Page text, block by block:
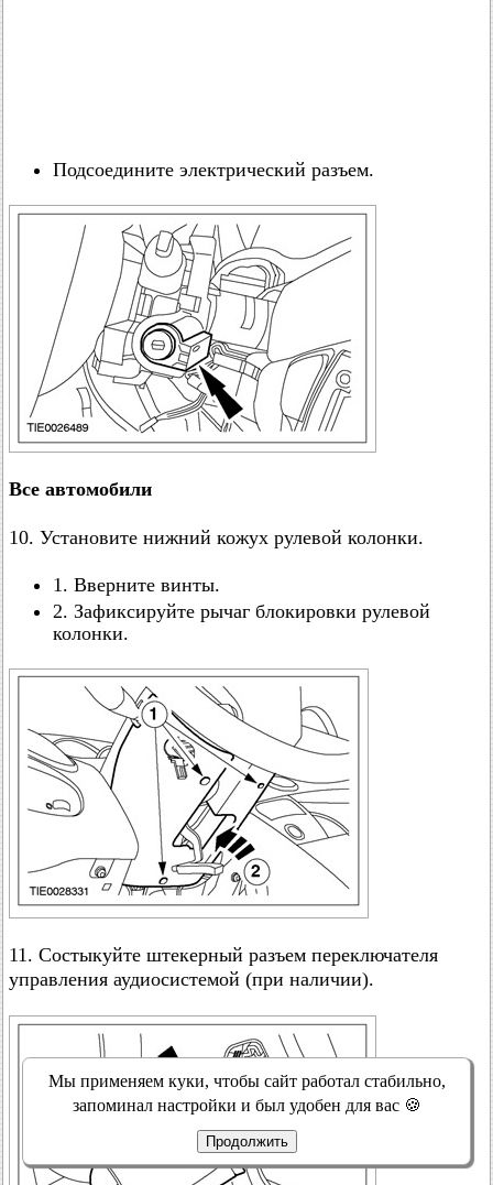
Подсоедините электрический разъем.
Все автомобили
10. Установите нижний кожух рулевой колонки.
1. Вверните винты.
2. Зафиксируйте рычаг блокировки рулевой
колонки.
11. Состыкуйте штекерный разъем переключателя
управления аудиосистемой (при наличии).
Мы применяем куки, чтобы сайт работал стабильно,
запоминал настройки и был удобен для вас 🍪
Продолжить